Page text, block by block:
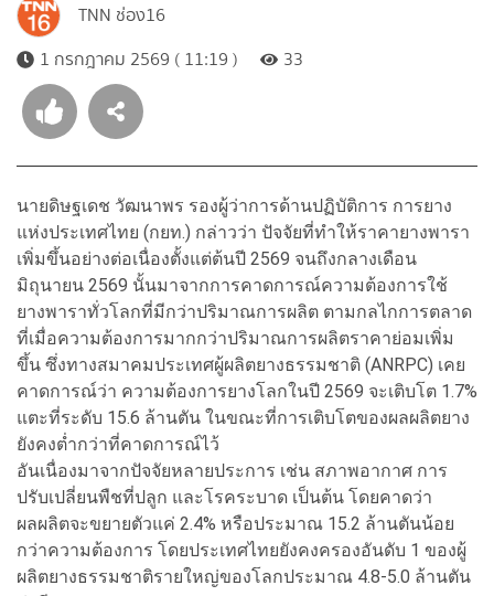
TNN ช่อง16
1 กรกฎาคม 2569 ( 11:19 )
33
นายดิษฐเดช วัฒนาพร รองผู้ว่าการด้านปฏิบัติการ การยาง
แห่งประเทศไทย (กยท.) กล่าวว่า ปัจจัยที่ทำให้ราคายางพารา
เพิ่มขึ้นอย่างต่อเนื่องตั้งแต่ต้นปี 2569 จนถึงกลางเดือน
มิถุนายน 2569 นั้นมาจากการคาดการณ์ความต้องการใช้
ยางพาราทั่วโลกที่มีกว่าปริมาณการผลิต ตามกลไกการตลาด
ที่เมื่อความต้องการมากกว่าปริมาณการผลิตราคาย่อมเพิ่ม
ขึ้น ซึ่งทางสมาคมประเทศผู้ผลิตยางธรรมชาติ (ANRPC) เคย
คาดการณ์ว่า ความต้องการยางโลกในปี 2569 จะเติบโต 1.7%
แตะที่ระดับ 15.6 ล้านตัน ในขณะที่การเติบโตของผลผลิตยาง
ยังคงต่ำกว่าที่คาดการณ์ไว้
อันเนื่องมาจากปัจจัยหลายประการ เช่น สภาพอากาศ การ
ปรับเปลี่ยนพืชที่ปลูก และโรคระบาด เป็นต้น โดยคาดว่า
ผลผลิตจะขยายตัวแค่ 2.4% หรือประมาณ 15.2 ล้านตันน้อย
กว่าความต้องการ โดยประเทศไทยยังคงครองอันดับ 1 ของผู้
ผลิตยางธรรมชาติรายใหญ่ของโลกประมาณ 4.8-5.0 ล้านตัน